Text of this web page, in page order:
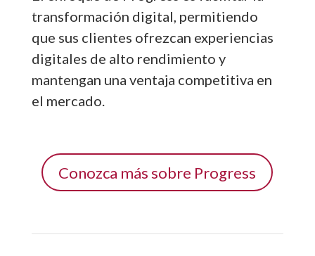
transformación digital, permitiendo
que sus clientes ofrezcan experiencias
digitales de alto rendimiento y
mantengan una ventaja competitiva en
el mercado.
Conozca más sobre Progress